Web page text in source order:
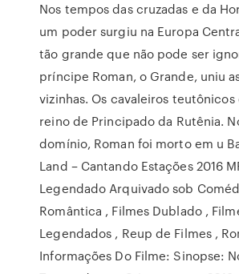
Nos tempos das cruzadas e da
um poder surgiu na Europa
tão grande que não pode ser
príncipe Roman, o Grande, uniu
vizinhas. Os cavaleiros teutônicos
reino de Principado da Rutênia.
domínio, Roman foi morto em u
Land – Cantando Estações 2016
Legendado Arquivado sob
Romântica , Filmes Dublado ,
Legendados , Reup de Filmes ,
Informações Do Filme: Sinopse: